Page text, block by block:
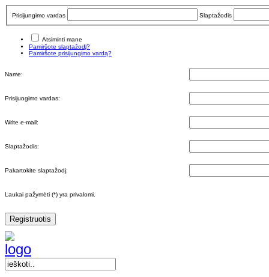
Prisijungimo vardas Slaptažodis
Atsiminti mane
Pamiršote slaptažodį?
Pamiršote prisijungimo vardą?
Name:
Prisijungimo vardas:
Write e-mail:
Slaptažodis:
Pakartokite slaptažodį:
Laukai pažymėti (*) yra privalomi.
Registruotis